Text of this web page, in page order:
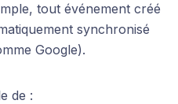
tout événement créé
synchronisé
Google).
de :